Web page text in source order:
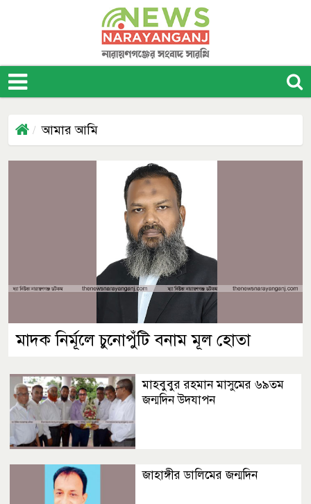
আমার আমি
মাদক নির্মূলে চুনোপুঁটি বনাম মূল হোতা
মাহবুবুর রহমান মাসুমের ৬৯তম
জন্মদিন উদযাপন
জাহাঙ্গীর ডালিমের জন্মদিন